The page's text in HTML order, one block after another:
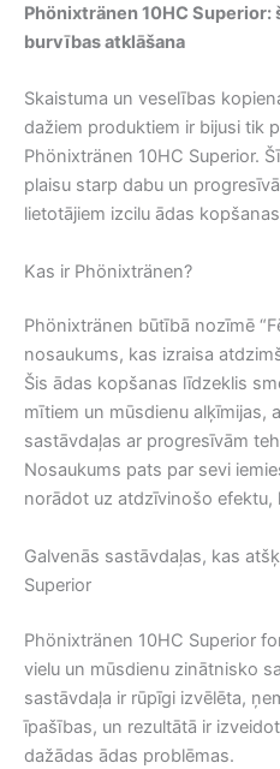
Phönixtränen 10HC Superior:
burvības atklāšana
Skaistuma un veselības
dažiem produktiem ir bijusi tik
Phönixtränen 10HC Superior.
plaisu starp dabu un
lietotājiem izcilu ādas
Kas ir Phönixtränen?
Phönixtränen būtībā nozīmē
nosaukums, kas izraisa
Šis ādas kopšanas līdzeklis
mītiem un mūsdienu alķīmijas,
sastāvdaļas ar progresīvām
Nosaukums pats par sevi
norādot uz atdzīvinošo efektu,
Galvenās sastāvdaļas, kas
Superior
Phönixtränen 10HC Superior
vielu un mūsdienu zinātnisko
sastāvdaļa ir rūpīgi izvēlēta,
īpašības, un rezultātā ir
dažādas ādas problēmas.